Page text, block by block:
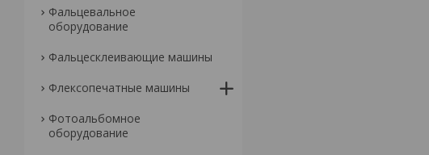
Фальцевальное
оборудование
Фальцесклеивающие машины
Флексопечатные машины
Фотоальбомное
оборудование